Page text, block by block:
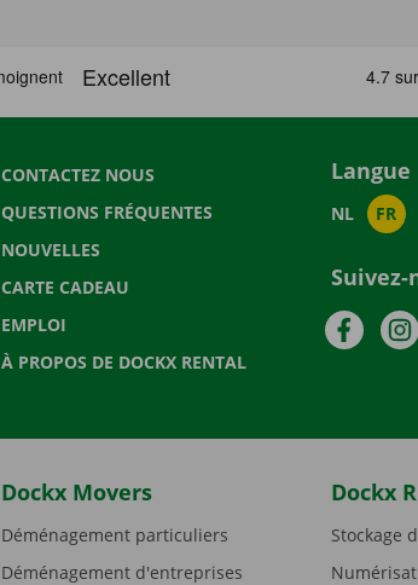
CONTACTEZ NOUS
QUESTIONS FRÉQUENTES
NOUVELLES
CARTE CADEAU
EMPLOI
À PROPOS DE DOCKX RENTAL
Langue
NL FR
Suivez-
Dockx Movers
Déménagement particuliers
Déménagement d'entreprises
Dockx
Stockage